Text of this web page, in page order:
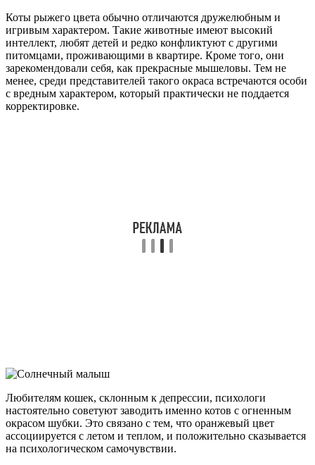
Коты рыжего цвета обычно отличаются дружелюбным и
игривым характером. Такие животные имеют высокий
интеллект, любят детей и редко конфликтуют с другими
питомцами, проживающими в квартире. Кроме того, они
зарекомендовали себя, как прекрасные мышеловы. Тем не
менее, среди представителей такого окраса встречаются особи
с вредным характером, который практически не поддается
корректировке.
Любителям кошек, склонным к депрессии, психологи
настоятельно советуют заводить именно котов с огненным
окрасом шубки. Это связано с тем, что оранжевый цвет
ассоциируется с летом и теплом, и положительно сказывается
на психологическом самочувствии.